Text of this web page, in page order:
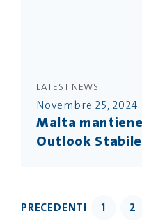
LATEST NEWS
Novembre 25, 2024
Malta
Outlook
PRECEDENTI 1 2